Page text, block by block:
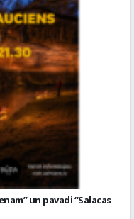
un pavadi “Salacas